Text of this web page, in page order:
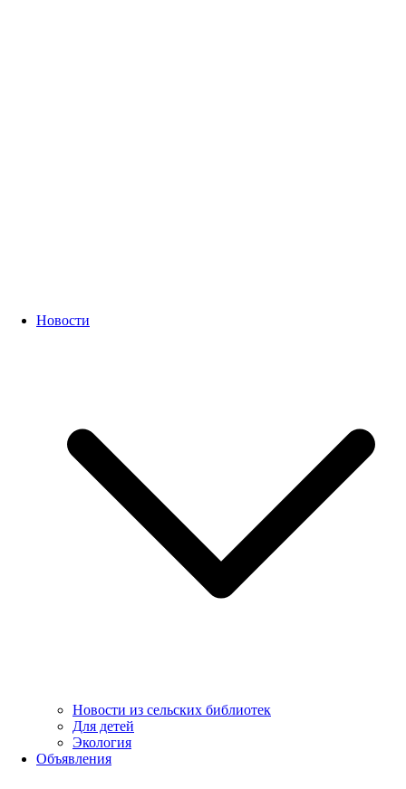
Новости
Новости из сельских библиотек
Для детей
Экология
Объявления